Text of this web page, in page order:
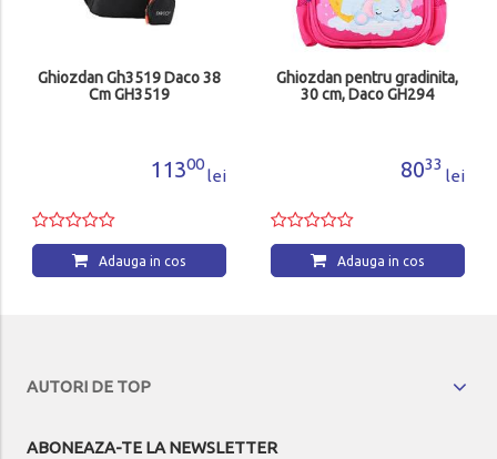
Ghiozdan Gh3519 Daco 38
Cm GH3519
11300
lei
Adauga in cos
Ghiozdan pentru gradinita,
30 cm, Daco GH294
8033
lei
Adauga in cos
AUTORI DE TOP
ABONEAZA-TE LA NEWSLETTER